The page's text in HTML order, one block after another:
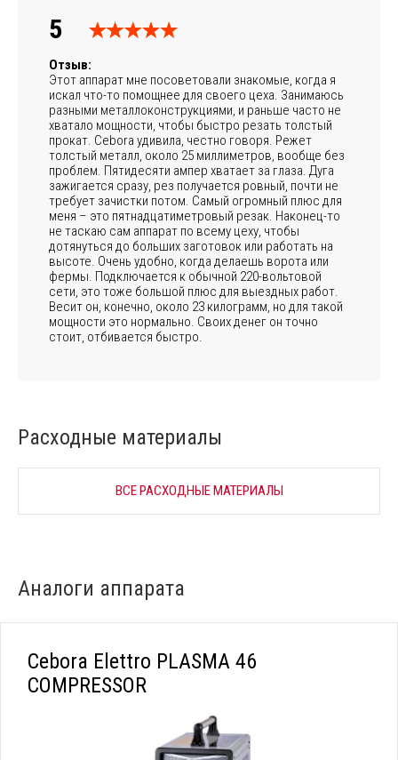
5
Отзыв:
Этот аппарат мне посоветовали знакомые, когда я
искал что-то помощнее для своего цеха. Занимаюсь
разными металлоконструкциями, и раньше часто не
хватало мощности, чтобы быстро резать толстый
прокат. Cebora удивила, честно говоря. Режет
толстый металл, около 25 миллиметров, вообще без
проблем. Пятидесяти ампер хватает за глаза. Дуга
зажигается сразу, рез получается ровный, почти не
требует зачистки потом. Самый огромный плюс для
меня – это пятнадцатиметровый резак. Наконец-то
не таскаю сам аппарат по всему цеху, чтобы
дотянуться до больших заготовок или работать на
высоте. Очень удобно, когда делаешь ворота или
фермы. Подключается к обычной 220-вольтовой
сети, это тоже большой плюс для выездных работ.
Весит он, конечно, около 23 килограмм, но для такой
мощности это нормально. Своих денег он точно
стоит, отбивается быстро.
Расходные материалы
ВСЕ РАСХОДНЫЕ МАТЕРИАЛЫ
Аналоги аппарата
Cebora Elettro PLASMA 46
COMPRESSOR